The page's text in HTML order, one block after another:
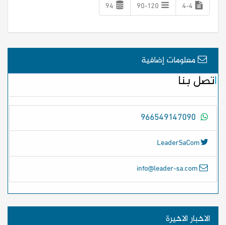
4-4
90-120
94
معلومات إضافية
اتصل بنا
LeaderSaCom
info@leader-sa.com
الاخبار الاخيرة